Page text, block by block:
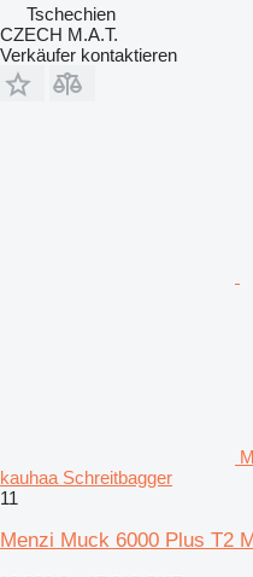
Tschechien
CZECH M.A.T.
Verkäufer kontaktieren
kauhaa Schreitbagger
11
Menzi Muck 6000 Plus T2